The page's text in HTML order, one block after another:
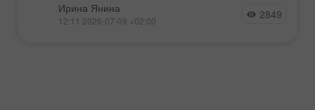
Ирина Янина
12:11 2026-07-09 +02:00 2849